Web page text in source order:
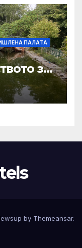
ПАЛAТА
за
в Wuxi
by Themeansar.